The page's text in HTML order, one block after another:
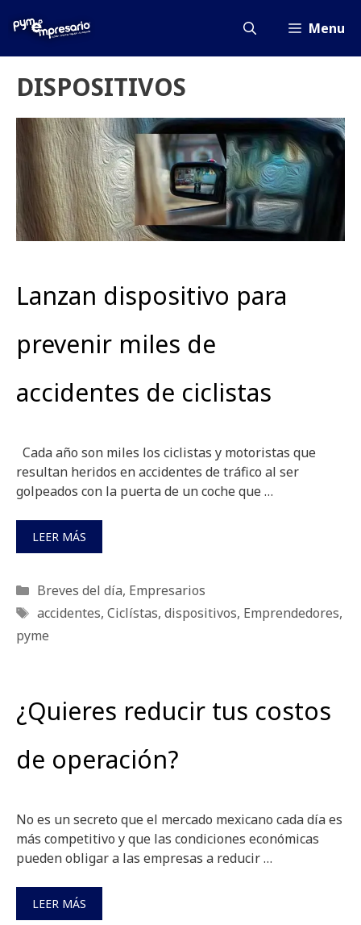
Menu
DISPOSITIVOS
Lanzan dispositivo para
prevenir miles de
accidentes de ciclistas
Cada año son miles los ciclistas y motoristas que
resultan heridos en accidentes de tráfico al ser
golpeados con la puerta de un coche que …
LEER MÁS
Categorías
Breves del día, Empresarios
Etiquetas
accidentes, Ciclístas, dispositivos, Emprendedores,
pyme
¿Quieres reducir tus costos
de operación?
No es un secreto que el mercado mexicano cada día es
más competitivo y que las condiciones económicas
pueden obligar a las empresas a reducir …
LEER MÁS